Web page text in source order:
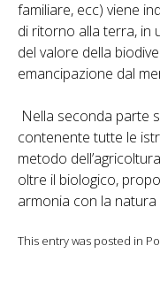
familiare, ecc) viene
di ritorno alla terra, in
del valore della
emancipazione dal
Nella seconda parte
contenente tutte le
metodo
oltre il biologico,
armonia con la natura
This entry was posted in